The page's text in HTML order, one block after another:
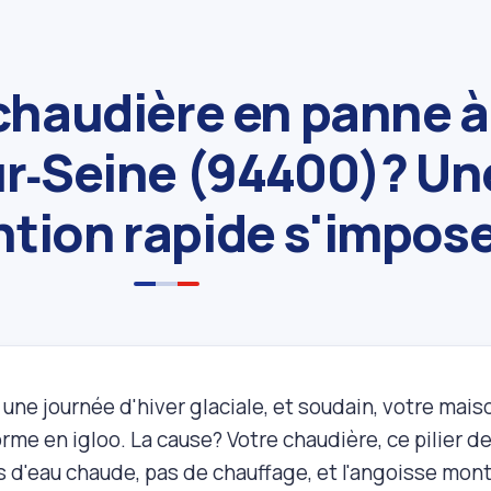
en panne à
(94400)?
rapide
journée d'hiver glaciale, et soudain, votre
en igloo. La cause? Votre chaudière, ce pilier
d'eau chaude, pas de chauffage, et l'angoisse